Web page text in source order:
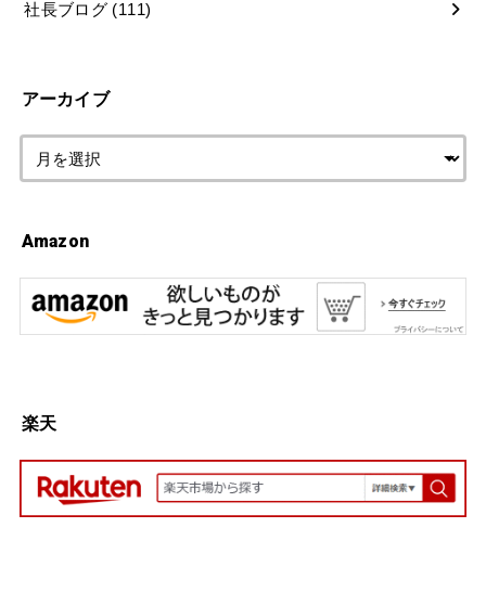
社長ブログ (111)
アーカイブ
Amazon
楽天